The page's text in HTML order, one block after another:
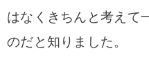
はなくきちんと考えて
のだと知りました。